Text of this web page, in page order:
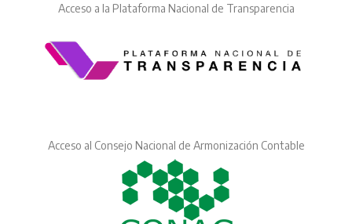
Acceso a la Plataforma Nacional de Transparencia
Acceso al Consejo Nacional de Armonización Contable